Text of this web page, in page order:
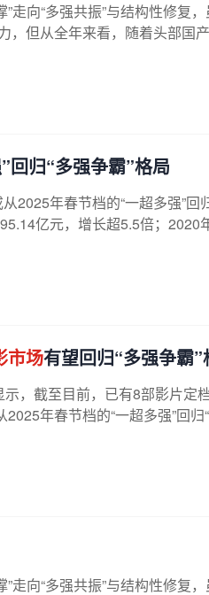
”走向“多强共振”与结构性修复
，但从全年来看，随着头部国
回归“多强争霸”格局
从2025年春节档的“一超多强”回
亿元，增长超5.5倍；2020
市场有望回归“多强争霸”
，截至目前，已有8部影片定
2025年春节档的“一超多强”回归
”走向“多强共振”与结构性修复